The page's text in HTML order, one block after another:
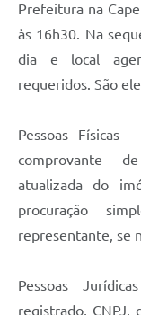
Prefeitura na
às 16h30. Na
dia e local
requeridos. São
Pessoas Físicas
comprovante
atualizada do
procuração
representante, se
Pessoas
registrado, CNPJ,